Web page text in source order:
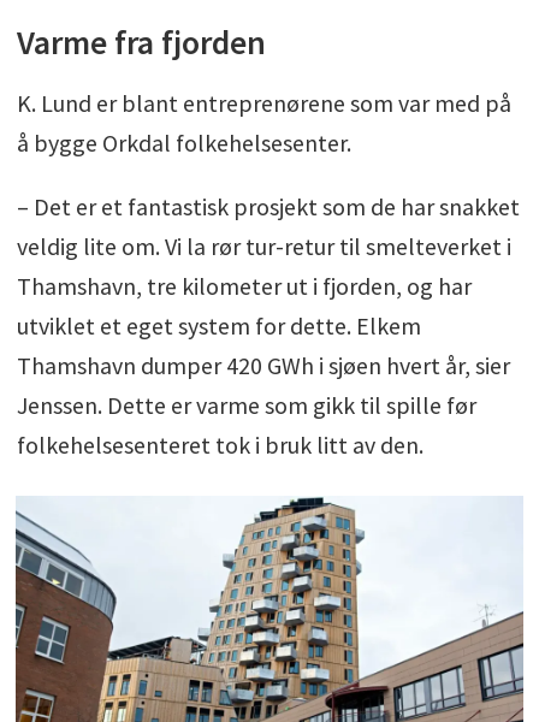
Varme fra fjorden
K. Lund er blant entreprenørene som var med på
å bygge Orkdal folkehelsesenter.
– Det er et fantastisk prosjekt som de har snakket
veldig lite om. Vi la rør tur-retur til smelteverket i
Thamshavn, tre kilometer ut i fjorden, og har
utviklet et eget system for dette. Elkem
Thamshavn dumper 420 GWh i sjøen hvert år, sier
Jenssen. Dette er varme som gikk til spille før
folkehelsesenteret tok i bruk litt av den.